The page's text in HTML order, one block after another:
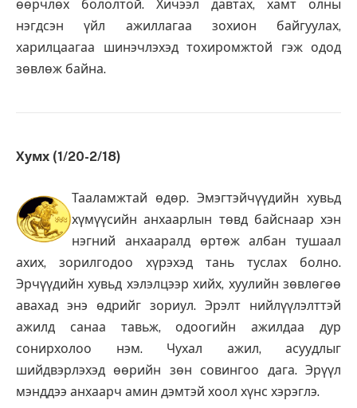
өөрчлөх бололтой. Хичээл давтах, хамт олны
нэгдсэн үйл ажиллагаа зохион байгуулах,
харилцаагаа шинэчлэхэд тохиромжтой гэж одод
зөвлөж байна.
Хумх (1/20-2/18)
Тааламжтай өдөр. Эмэгтэйчүүдийн хувьд
хүмүүсийн анхаарлын төвд байснаар хэн
нэгний анхааралд өртөж албан тушаал
ахих, зорилгодоо хүрэхэд тань туслах болно.
Эрчүүдийн хувьд хэлэлцээр хийх, хуулийн зөвлөгөө
авахад энэ өдрийг зориул. Эрэлт нийлүүлэлттэй
ажилд санаа тавьж, одоогийн ажилдаа дур
сонирхолоо нэм. Чухал ажил, асуудлыг
шийдвэрлэхэд өөрийн зөн совингоо дага. Эрүүл
мэнддээ анхаарч амин дэмтэй хоол хүнс хэрэглэ.